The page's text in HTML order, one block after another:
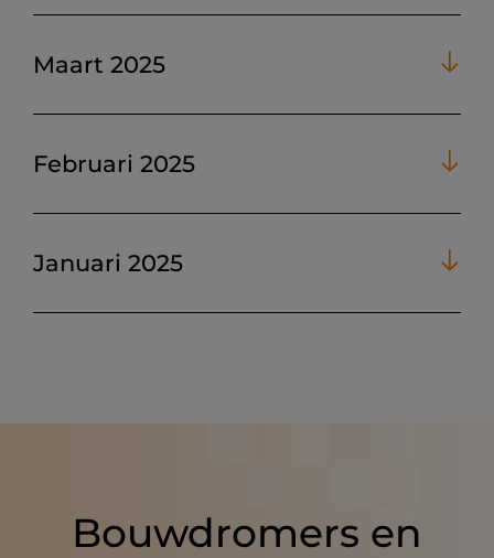
Maart 2025
Februari 2025
Januari 2025
Bouwdromers en